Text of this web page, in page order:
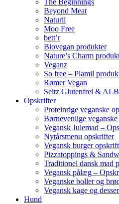
Beyond Meat
Naturli
Moo Free
bett’r
Biovegan produkter
Nature’s Charm
Veganz
So free – Plamil
Rømer Vegan
Seitz Glutenfrei &
Opskrifter
Proteinrige veganske
Børnevenlige
Vegansk Julemad –
Nytårsmenu opskrifter
Vegansk burger
Pizzatoppings &
Traditionel dansk mad
Vegansk pålæg –
Veganske boller og
Vegansk kage og
Hund